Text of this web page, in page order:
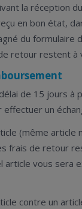
la réception
en bon état,
du formulaire
retour restent à
de 15 jours à
un
(même article
frais de retour
article vous sera
contre un